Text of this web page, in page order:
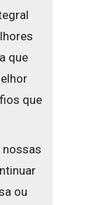
que
que
nossas
ou